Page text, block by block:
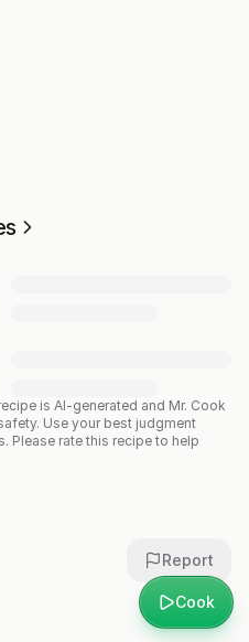
Cook
is AI-generated and Mr. Cook
Use your best judgment
Please rate this recipe to help
Report